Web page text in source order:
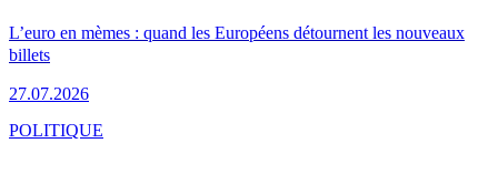
L’euro en mèmes : quand les Européens détournent les nouveaux
billets
27.07.2026
POLITIQUE